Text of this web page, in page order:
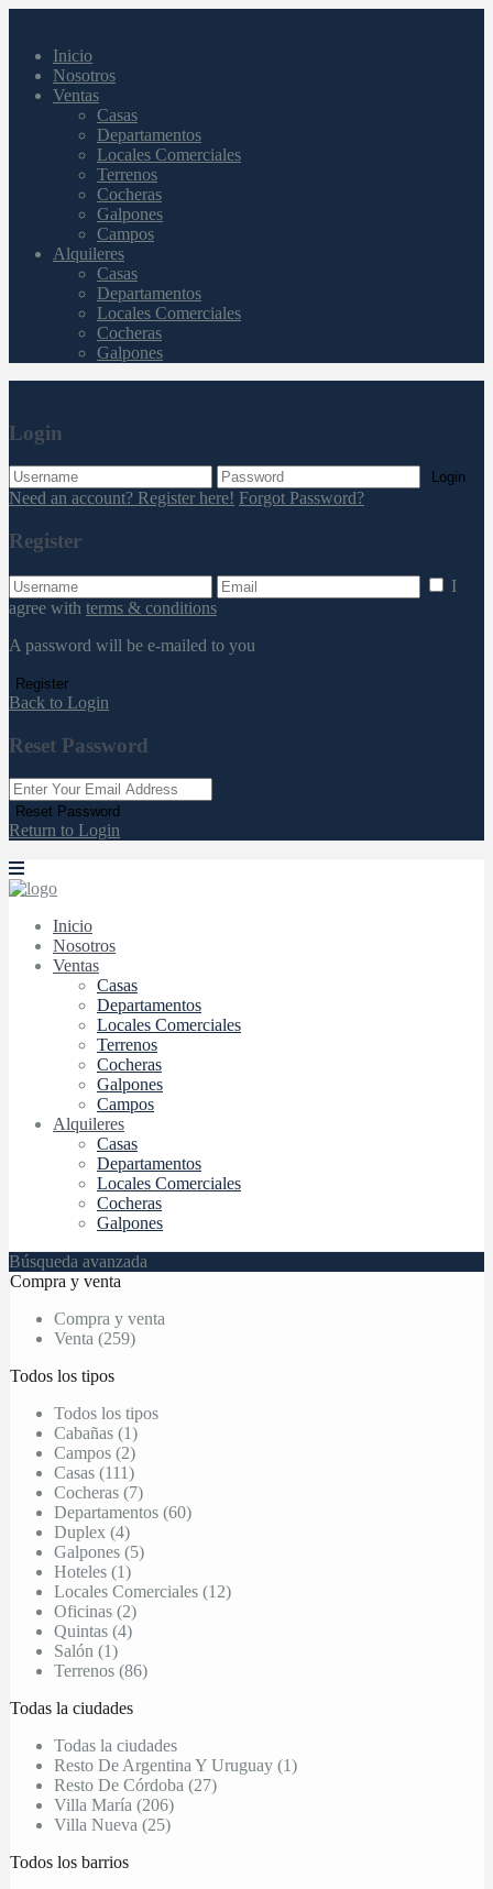
Inicio
Nosotros
Ventas
Casas
Departamentos
Locales Comerciales
Terrenos
Cocheras
Galpones
Campos
Alquileres
Casas
Departamentos
Locales Comerciales
Cocheras
Galpones
Login
Login
Need an account? Register here! Forgot Password?
Register
I
agree with terms & conditions
A password will be e-mailed to you
Register
Back to Login
Reset Password
Reset Password
Return to Login
Inicio
Nosotros
Ventas
Casas
Departamentos
Locales Comerciales
Terrenos
Cocheras
Galpones
Campos
Alquileres
Casas
Departamentos
Locales Comerciales
Cocheras
Galpones
Búsqueda avanzada
Compra y venta
Compra y venta
Venta (259)
Todos los tipos
Todos los tipos
Cabañas (1)
Campos (2)
Casas (111)
Cocheras (7)
Departamentos (60)
Duplex (4)
Galpones (5)
Hoteles (1)
Locales Comerciales (12)
Oficinas (2)
Quintas (4)
Salón (1)
Terrenos (86)
Todas la ciudades
Todas la ciudades
Resto De Argentina Y Uruguay (1)
Resto De Córdoba (27)
Villa María (206)
Villa Nueva (25)
Todos los barrios